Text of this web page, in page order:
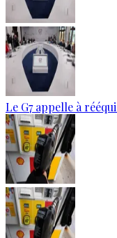
Le G7 appelle à